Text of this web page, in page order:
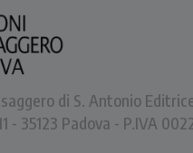
di S. Antonio
- 35123 Padova - P.IVA